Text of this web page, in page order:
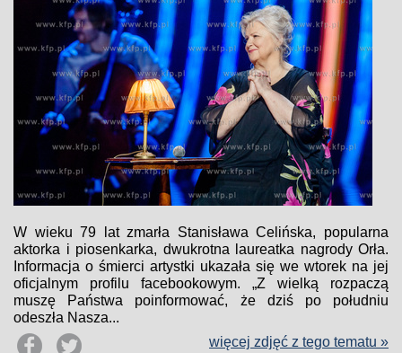
W wieku 79 lat zmarła Stanisława Celińska, popularna
aktorka i piosenkarka, dwukrotna laureatka nagrody Orła.
Informacja o śmierci artystki ukazała się we wtorek na jej
oficjalnym profilu facebookowym. „Z wielką rozpaczą
muszę Państwa poinformować, że dziś po południu
odeszła Nasza...
więcej zdjęć z tego tematu »